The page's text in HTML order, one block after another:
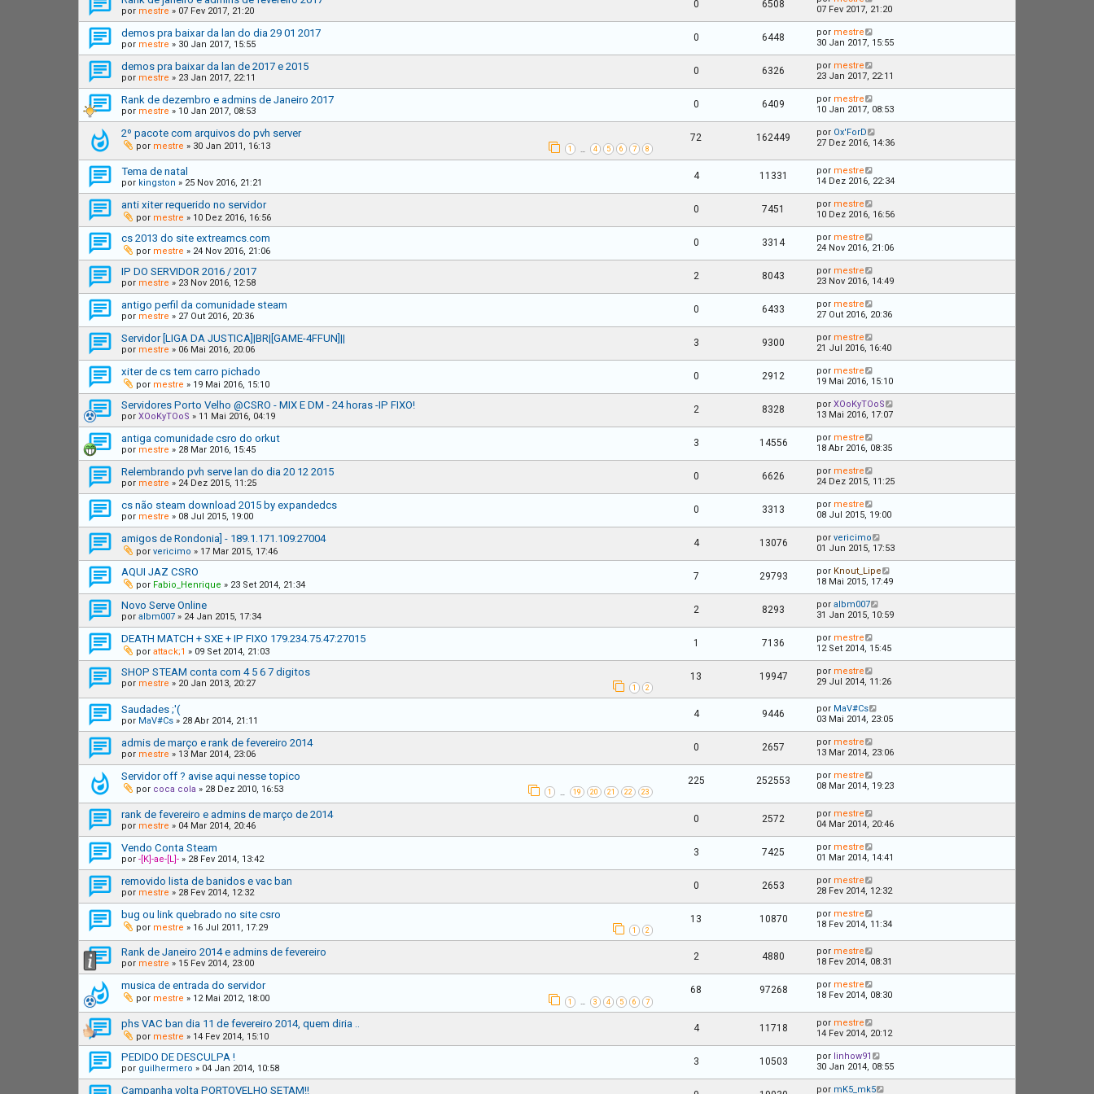
por mestre » 07 Fev 2017, 21:20
0 6508
07 Fev 2017, 21:20
demos pra baixar da lan do dia 29 01 2017
por mestre » 30 Jan 2017, 15:55
0 6448 por mestre
30 Jan 2017, 15:55
demos pra baixar da lan de 2017 e 2015
por mestre » 23 Jan 2017, 22:11
0 6326 por mestre
23 Jan 2017, 22:11
Rank de dezembro e admins de Janeiro 2017
por mestre » 10 Jan 2017, 08:53
0 6409 por mestre
10 Jan 2017, 08:53
2º pacote com arquivos do pvh server
por mestre » 30 Jan 2011, 16:13 1 4 5 6 7 8
72 162449 por Ox'ForD
27 Dez 2016, 14:36
Tema de natal
por kingston » 25 Nov 2016, 21:21
4 11331 por mestre
14 Dez 2016, 22:34
anti xiter requerido no servidor
por mestre » 10 Dez 2016, 16:56
0 7451 por mestre
10 Dez 2016, 16:56
cs 2013 do site extreamcs.com
por mestre » 24 Nov 2016, 21:06
0 3314 por mestre
24 Nov 2016, 21:06
IP DO SERVIDOR 2016 / 2017
por mestre » 23 Nov 2016, 12:58
2 8043 por mestre
23 Nov 2016, 14:49
antigo perfil da comunidade steam
por mestre » 27 Out 2016, 20:36
0 6433 por mestre
27 Out 2016, 20:36
Servidor [LIGA DA JUSTICA]|BR|[GAME-4FFUN]||
por mestre » 06 Mai 2016, 20:06
3 9300 por mestre
21 Jul 2016, 16:40
xiter de cs tem carro pichado
por mestre » 19 Mai 2016, 15:10
0 2912 por mestre
19 Mai 2016, 15:10
Servidores Porto Velho @CSRO - MIX E DM - 24 horas -IP FIXO!
por XOoKyTOoS » 11 Mai 2016, 04:19
2 8328 por XOoKyTOoS
13 Mai 2016, 17:07
antiga comunidade csro do orkut
por mestre » 28 Mar 2016, 15:45
3 14556 por mestre
18 Abr 2016, 08:35
Relembrando pvh serve lan do dia 20 12 2015
por mestre » 24 Dez 2015, 11:25
0 6626 por mestre
24 Dez 2015, 11:25
cs não steam download 2015 by expandedcs
por mestre » 08 Jul 2015, 19:00
0 3313 por mestre
08 Jul 2015, 19:00
amigos de Rondonia] - 189.1.171.109:27004
por vericimo » 17 Mar 2015, 17:46
4 13076 por vericimo
01 Jun 2015, 17:53
AQUI JAZ CSRO
por Fabio_Henrique » 23 Set 2014, 21:34
7 29793 por Knout_Lipe
18 Mai 2015, 17:49
Novo Serve Online
por albm007 » 24 Jan 2015, 17:34
2 8293 por albm007
31 Jan 2015, 10:59
DEATH MATCH + SXE + IP FIXO 179.234.75.47:27015
por attack;1 » 09 Set 2014, 21:03
1 7136 por mestre
12 Set 2014, 15:45
SHOP STEAM conta com 4 5 6 7 digitos
por mestre » 20 Jan 2013, 20:27 1 2
13 19947 por mestre
29 Jul 2014, 11:26
Saudades ;'(
por MaV#Cs » 28 Abr 2014, 21:11
4 9446 por MaV#Cs
03 Mai 2014, 23:05
admis de março e rank de fevereiro 2014
por mestre » 13 Mar 2014, 23:06
0 2657 por mestre
13 Mar 2014, 23:06
Servidor off ? avise aqui nesse topico
por coca cola » 28 Dez 2010, 16:53 1 19 20 21 22 23
225 252553 por mestre
08 Mar 2014, 19:23
rank de fevereiro e admins de março de 2014
por mestre » 04 Mar 2014, 20:46
0 2572 por mestre
04 Mar 2014, 20:46
Vendo Conta Steam
por -[K]-ae-[L]- » 28 Fev 2014, 13:42
3 7425 por mestre
01 Mar 2014, 14:41
removido lista de banidos e vac ban
por mestre » 28 Fev 2014, 12:32
0 2653 por mestre
28 Fev 2014, 12:32
bug ou link quebrado no site csro
por mestre » 16 Jul 2011, 17:29 1 2
13 10870 por mestre
18 Fev 2014, 11:34
Rank de Janeiro 2014 e admins de fevereiro
por mestre » 15 Fev 2014, 23:00
2 4880 por mestre
18 Fev 2014, 08:31
musica de entrada do servidor
por mestre » 12 Mai 2012, 18:00 1 3 4 5 6 7
68 97268 por mestre
18 Fev 2014, 08:30
phs VAC ban dia 11 de fevereiro 2014, quem diria ..
por mestre » 14 Fev 2014, 15:10
4 11718 por mestre
14 Fev 2014, 20:12
PEDIDO DE DESCULPA !
por guilhermero » 04 Jan 2014, 10:58
3 10503 por linhow91
30 Jan 2014, 08:55
Campanha volta PORTOVELHO SETAM!! por mK5_mk5